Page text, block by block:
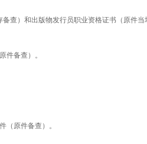
查）和出版物发行员职业资格证书（原件当
件备查）。
（原件备查）。